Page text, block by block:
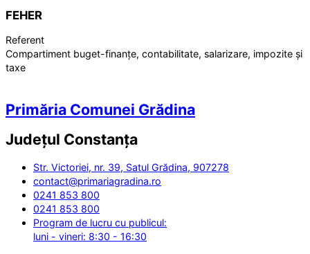
FEHER
Referent
Compartiment buget-finanțe, contabilitate, salarizare, impozite și
taxe
Primăria Comunei Grădina
Județul Constanța
Str. Victoriei, nr. 39, Satul Grădina, 907278
contact@primariagradina.ro
0241 853 800
0241 853 800
Program de lucru cu publicul:
luni - vineri: 8:30 - 16:30